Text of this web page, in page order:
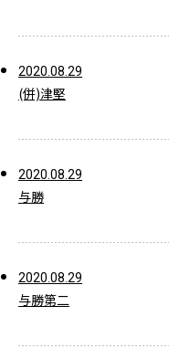
2020.08.29
(併)津堅
2020.08.29
与勝
2020.08.29
与勝第二